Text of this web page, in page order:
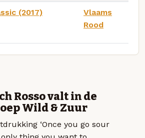
(2017)
Vlaams
Rood
Rosso valt in de
Wild & Zuur
‘Once you go sour